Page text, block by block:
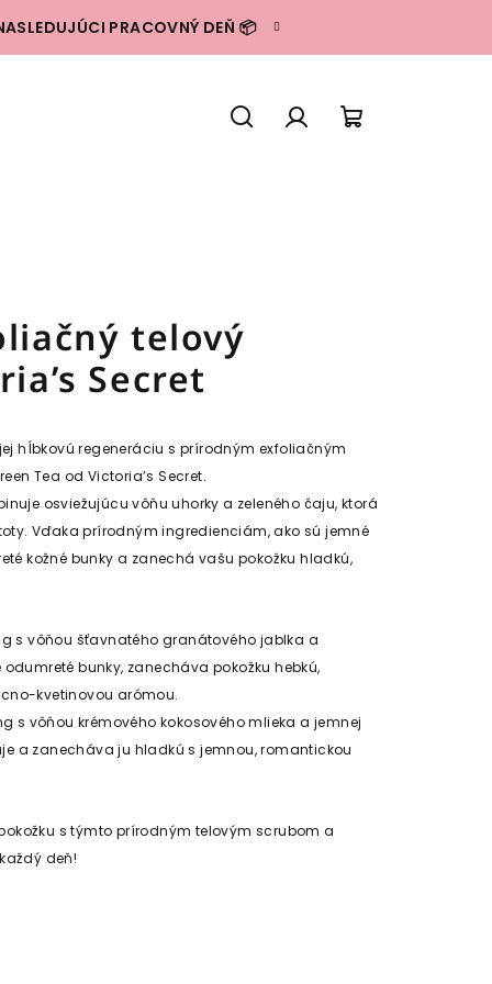
PRACOVNÝ DEŇ 📦
telový
Secret
hĺbkovú regeneráciu s prírodným exfoliačným
Tea od Victoria’s Secret.
osviežujúcu vôňu uhorky a zeleného čaju, ktorá
Vďaka prírodným ingredienciám, ako sú jemné
kožné bunky a zanechá vašu pokožku hladkú,
s vôňou šťavnatého granátového jablka a
bunky, zanecháva pokožku hebkú,
kvetinovou arómou.
s vôňou krémového kokosového mlieka a jemnej
a zanecháva ju hladkú s jemnou, romantickou
s týmto prírodným telovým scrubom a
deň!